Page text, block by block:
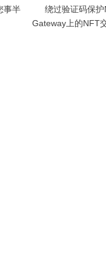
事半
绕过验证码保护
Gateway上的NFT